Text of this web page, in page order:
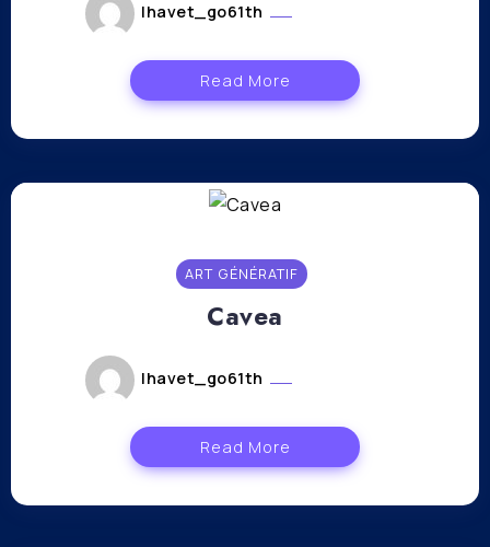
lhavet_go61th
Read More
ART GÉNÉRATIF
Cavea
lhavet_go61th
Read More